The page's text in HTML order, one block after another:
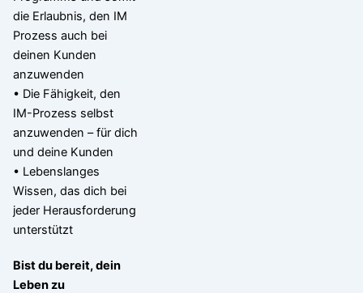
die Erlaubnis, den IM
Prozess auch bei
deinen Kunden
anzuwenden
• Die Fähigkeit, den
IM-Prozess selbst
anzuwenden – für dich
und deine Kunden
• Lebenslanges
Wissen, das dich bei
jeder Herausforderung
unterstützt
Bist du bereit, dein
Leben zu